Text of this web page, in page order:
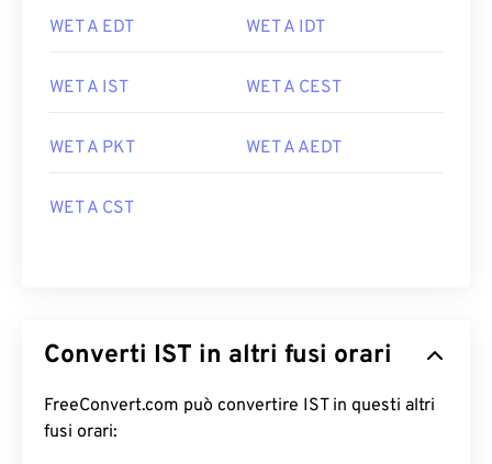
WET A EDT WET A IDT
WET A IST WET A CEST
WET A PKT WET A AEDT
WET A CST
Converti IST in altri fusi orari
FreeConvert.com può convertire IST in questi altri
fusi orari: